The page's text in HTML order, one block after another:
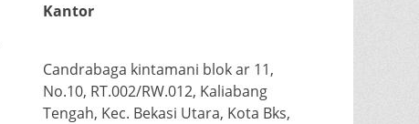
Kantor
Candrabaga kintamani blok ar 11,
No.10, RT.002/RW.012, Kaliabang
Tengah, Kec. Bekasi Utara, Kota Bks,